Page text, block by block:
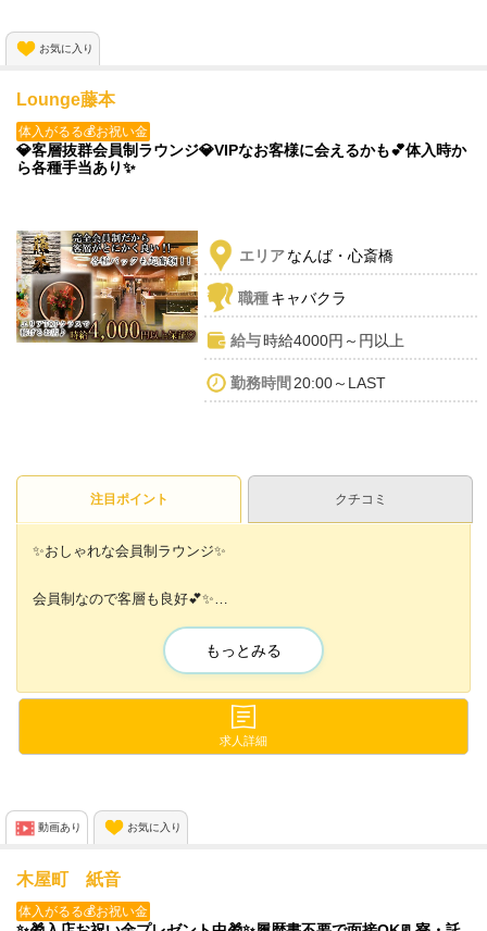
お気に入り
Lounge藤本
体入がるる💰お祝い金
💎客層抜群会員制ラウンジ💎VIPなお客様に会えるかも💕体入時か
ら各種手当あり✨
エリアなんば・心斎橋
職種キャバクラ
給与時給4000円～円以上
勤務時間 20:00～LAST
注目ポイント クチコミ
✨おしゃれな会員制ラウンジ✨
会員制なので客層も良好💕✨
ゆったり働きたい方におすすめ😍
中には、社長さんやVIPのお客様もいるので
働いていて楽しいこと間違いなし🙌✨
時給4,000円と高時給スタートも可能💕
💖体験入店は毎日受付中💖
もっとみる
求人詳細
動画あり お気に入り
木屋町 紙音
体入がるる💰お祝い金